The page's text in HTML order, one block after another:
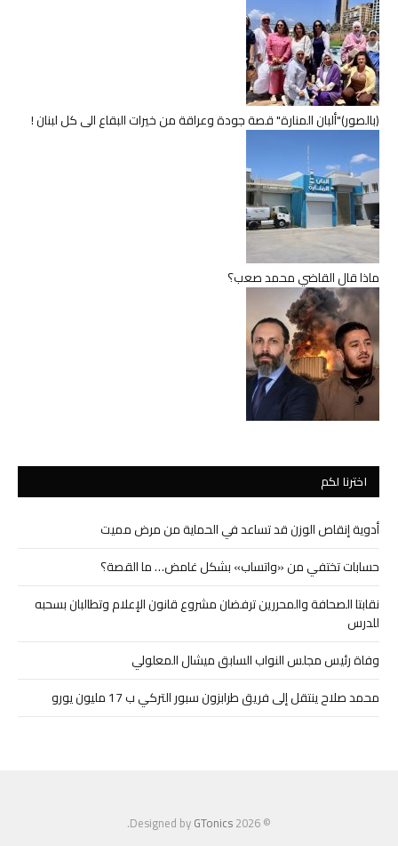
(بالصور)"ألبان المنارة" قصة جودة وعراقة من خيرات البقاع الى كل لبنان !
ماذا قال القاضي محمد صعب؟
اخترنا لكم
أدوية إنقاص الوزن قد تساعد في الحماية من مرض مميت
حسابات تختفي من «واتساب» بشكل غامض… ما القصة؟
نقابتا الصحافة والمحررين ترفضان مشروع قانون الإعلام وتطالبان بسحبه
للدرس
وفاة رئيس مجلس النواب السابق ميشال المعلولي
محمد صلاح ينتقل إلى فريق طرابزون سبور التركي ب 17 مليون يورو
© 2026 Designed by
GTonics
.